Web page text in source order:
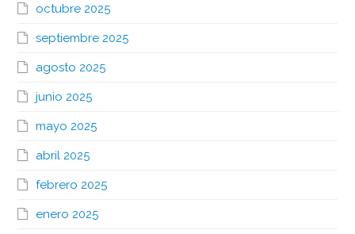
octubre 2025
septiembre 2025
agosto 2025
junio 2025
mayo 2025
abril 2025
febrero 2025
enero 2025